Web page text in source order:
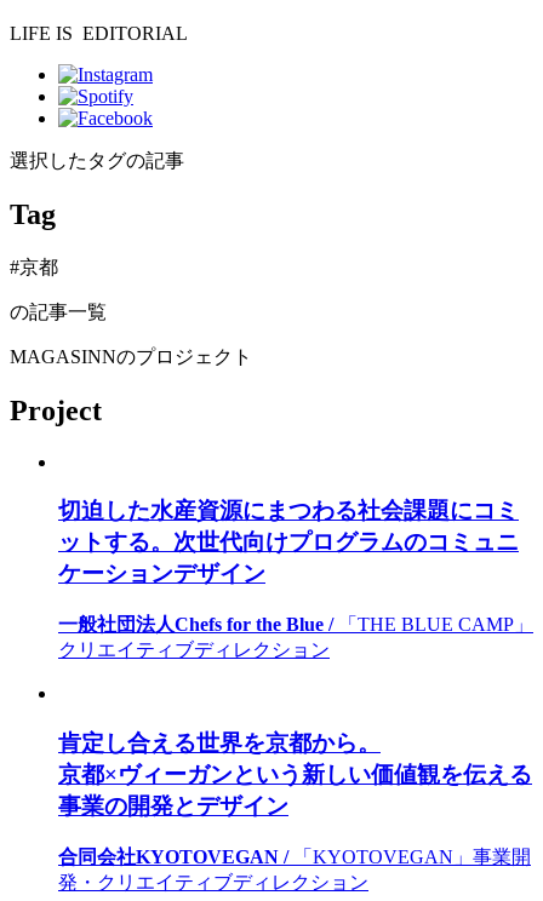
LIFE IS EDITORIAL
選択したタグの記事
Tag
#京都
の記事一覧
MAGASINNのプロジェクト
Project
切迫した水産資源にまつわる社会課題にコミ
ットする。次世代向けプログラムのコミュニ
ケーションデザイン
一般社団法人Chefs for the Blue /
「THE BLUE CAMP」
クリエイティブディレクション
肯定し合える世界を京都から。
京都×ヴィーガンという新しい価値観を伝える
事業の開発とデザイン
合同会社KYOTOVEGAN /
「KYOTOVEGAN」事業開
発・クリエイティブディレクション